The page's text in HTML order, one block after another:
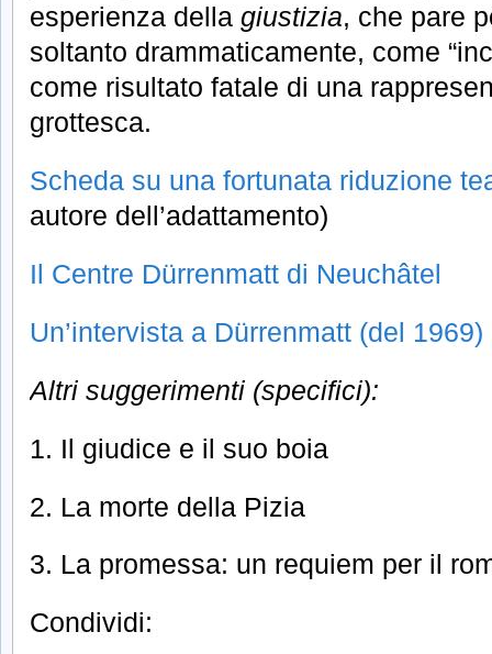
esperienza della giustizia, che pare
soltanto drammaticamente, come
come risultato fatale di una
grottesca.
Scheda su una fortunata riduzione
autore dell’adattamento)
Il Centre Dürrenmatt di Neuchâtel
Un’intervista a Dürrenmatt (del 1969)
Altri suggerimenti (specifici):
1. Il giudice e il suo boia
2. La morte della Pizia
3. La promessa: un requiem per il
Condividi: